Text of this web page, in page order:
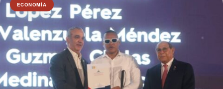
ECONOMÍA